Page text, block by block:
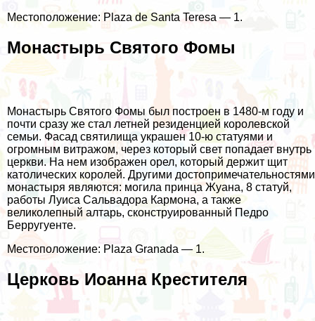
Местоположение: Plaza de Santa Teresa — 1.
Монастырь Святого Фомы
Монастырь Святого Фомы был построен в 1480-м году и
почти сразу же стал летней резиденцией королевской
семьи. Фасад святилища украшен 10-ю статуями и
огромным витражом, через который свет попадает внутрь
церкви. На нем изображен орел, который держит щит
католических королей. Другими достопримечательностями
монастыря являются: могила принца Жуана, 8 статуй,
работы Луиса Сальвадора Кармона, а также
великолепный алтарь, сконструированный Педро
Берругуенте.
Местоположение: Plaza Granada — 1.
Церковь Иоанна Крестителя